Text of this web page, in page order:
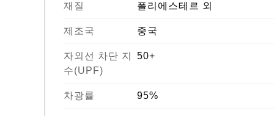
재질 폴리에스테르 외
제조국 중국
자외선 차단 지
수(UPF)
50+
차광률 95%